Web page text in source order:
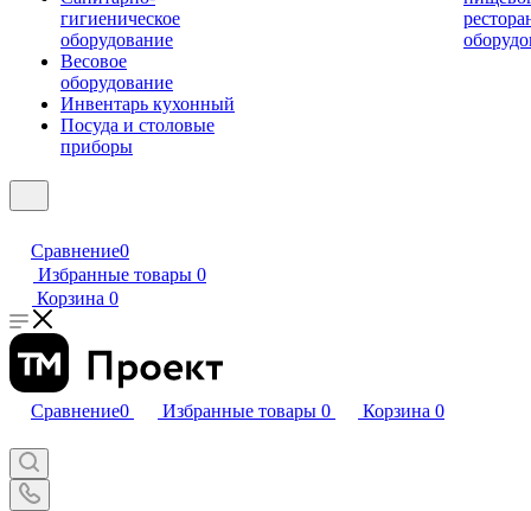
гигиеническое
оборудование
Весовое
оборудование
Инвентарь кухонный
Посуда и столовые
приборы
Сравнение0
Избранные товары 0
Корзина 0
Сравнение0 Избранные товары 0 Корзина 0